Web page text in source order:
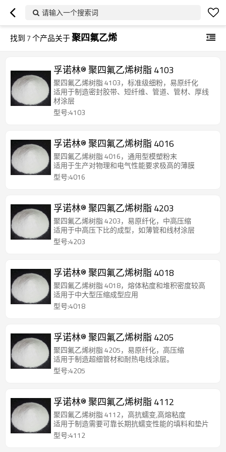
请输入一个搜索词
找到7个产品关于聚四氟乙烯
孚诺林® 聚四氟乙烯树脂 4103
聚四氟乙烯树脂 4103，标准级细粉，易原纤化
适用于制造密封胶带、短纤维、管道、管材、厚线
材涂层
型号:4103
孚诺林® 聚四氟乙烯树脂 4016
聚四氟乙烯树脂 4016，通用型模塑粉末
适用于生产对物理和电气性能要求极高的薄膜
型号:4016
孚诺林® 聚四氟乙烯树脂 4203
聚四氟乙烯树脂 4203，易原纤化，中高压缩
适用于中高压下比的成型，如薄管和线材涂层
型号:4203
孚诺林® 聚四氟乙烯树脂 4018
聚四氟乙烯树脂 4018，熔体粘度和堆积密度较高
适用于中大型压缩成型应用
型号:4018
孚诺林® 聚四氟乙烯树脂 4205
聚四氟乙烯树脂 4205，易原纤化，高压缩
适用于制造超细管材和耐热电线涂层。
型号:4205
孚诺林® 聚四氟乙烯树脂 4112
聚四氟乙烯树脂 4112，高抗蠕变,高熔粘度
适用于制造需要可靠长期抗蠕变性能的填料和垫片
型号:4112